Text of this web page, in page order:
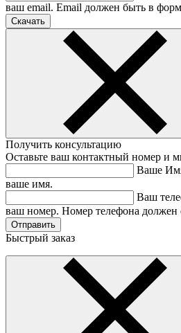
ваш email. Email должен быть в
Получить консультацию
Оставьте ваш контактный номер и
Ваше
ваше имя.
Ваш
ваш номер. Номер телефона должен
Быстрый заказ